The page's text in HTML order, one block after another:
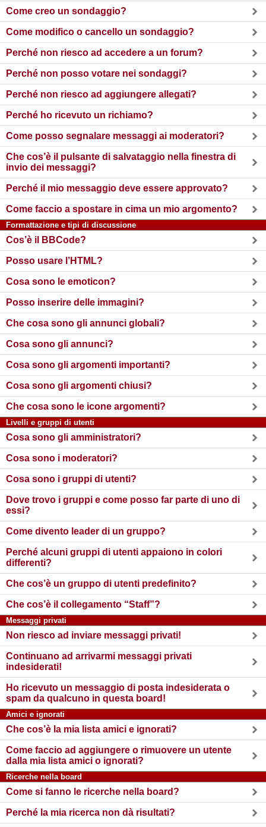
Come creo un sondaggio?
Come modifico o cancello un sondaggio?
Perché non riesco ad accedere a un forum?
Perché non posso votare nei sondaggi?
Perché non riesco ad aggiungere allegati?
Perché ho ricevuto un richiamo?
Come posso segnalare messaggi ai moderatori?
Che cos’è il pulsante di salvataggio nella finestra di
invio dei messaggi?
Perché il mio messaggio deve essere approvato?
Come faccio a spostare in cima un mio argomento?
Formattazione e tipi di discussione
Cos’è il BBCode?
Posso usare l’HTML?
Cosa sono le emoticon?
Posso inserire delle immagini?
Che cosa sono gli annunci globali?
Cosa sono gli annunci?
Cosa sono gli argomenti importanti?
Cosa sono gli argomenti chiusi?
Che cosa sono le icone argomenti?
Livelli e gruppi di utenti
Cosa sono gli amministratori?
Cosa sono i moderatori?
Cosa sono i gruppi di utenti?
Dove trovo i gruppi e come posso far parte di uno di
essi?
Come divento leader di un gruppo?
Perché alcuni gruppi di utenti appaiono in colori
differenti?
Che cos’è un gruppo di utenti predefinito?
Che cos’è il collegamento “Staff”?
Messaggi privati
Non riesco ad inviare messaggi privati!
Continuano ad arrivarmi messaggi privati
indesiderati!
Ho ricevuto un messaggio di posta indesiderata o
spam da qualcuno in questa board!
Amici e ignorati
Che cos’è la mia lista amici e ignorati?
Come faccio ad aggiungere o rimuovere un utente
dalla mia lista amici o ignorati?
Ricerche nella board
Come si fanno le ricerche nella board?
Perché la mia ricerca non dà risultati?